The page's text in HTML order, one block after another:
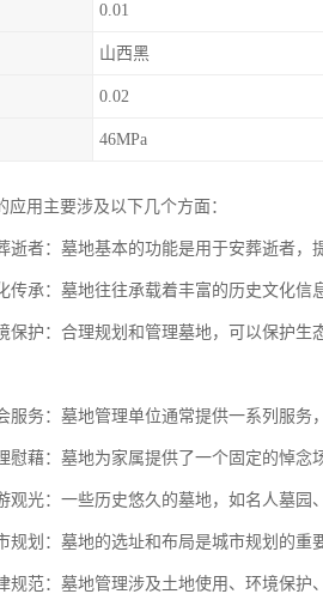
0.01
山西黑
0.02
46MPa
应用主要涉及以下几个方面：
逝者：墓地基本的功能是用于安葬逝者
传承：墓地往往承载着丰富的历史文化
保护：合理规划和管理墓地，可以保护
服务：墓地管理单位通常提供一系列服
慰藉：墓地为家属提供了一个固定的悼
观光：一些历史悠久的墓地，如名人墓
规划：墓地的选址和布局是城市规划的
规范：墓地管理涉及土地使用、环境保